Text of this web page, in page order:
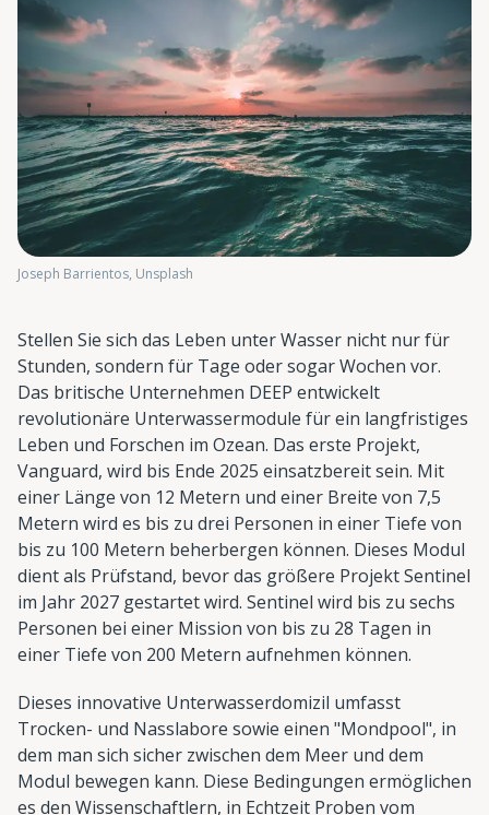
Joseph Barrientos, Unsplash
Stellen Sie sich das Leben unter Wasser nicht nur für
Stunden, sondern für Tage oder sogar Wochen vor.
Das britische Unternehmen DEEP entwickelt
revolutionäre Unterwassermodule für ein langfristiges
Leben und Forschen im Ozean. Das erste Projekt,
Vanguard, wird bis Ende 2025 einsatzbereit sein. Mit
einer Länge von 12 Metern und einer Breite von 7,5
Metern wird es bis zu drei Personen in einer Tiefe von
bis zu 100 Metern beherbergen können. Dieses Modul
dient als Prüfstand, bevor das größere Projekt Sentinel
im Jahr 2027 gestartet wird. Sentinel wird bis zu sechs
Personen bei einer Mission von bis zu 28 Tagen in
einer Tiefe von 200 Metern aufnehmen können.
Dieses innovative Unterwasserdomizil umfasst
Trocken- und Nasslabore sowie einen "Mondpool", in
dem man sich sicher zwischen dem Meer und dem
Modul bewegen kann. Diese Bedingungen ermöglichen
es den Wissenschaftlern, in Echtzeit Proben vom